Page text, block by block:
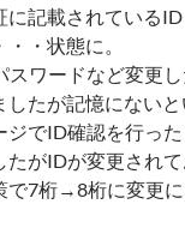
に記載されている
・状態に。
スワードなど変更
したが記憶にない
ジでID確認を行っ
がIDが変更されて
で7桁→8桁に変更